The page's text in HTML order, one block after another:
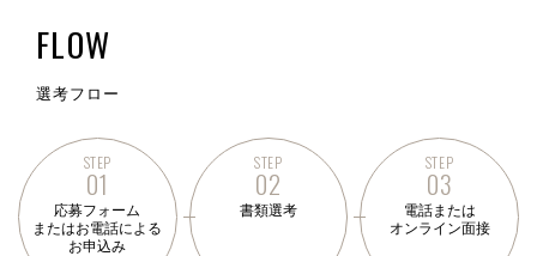
FLOW
選考フロー
STEP
01
応募フォーム
またはお電話による
お申込み
STEP
02
書類選考
STEP
03
電話または
オンライン面接